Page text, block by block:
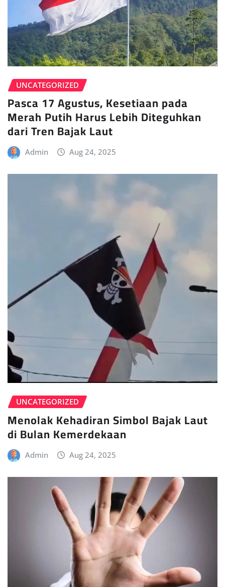
UNCATEGORIZED
Pasca 17 Agustus, Kesetiaan pada
Merah Putih Harus Lebih Diteguhkan
dari Tren Bajak Laut
Admin Aug 24, 2025
UNCATEGORIZED
Menolak Kehadiran Simbol Bajak Laut
di Bulan Kemerdekaan
Admin Aug 24, 2025